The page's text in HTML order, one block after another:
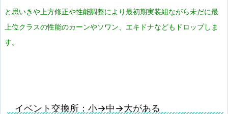
と思いきや上方修正や性能調整により最初期実装組ながら未だに最
上位クラスの性能のカーンやソワン、エキドナなどもドロップしま
す。
イベント交換所：小→中→大がある